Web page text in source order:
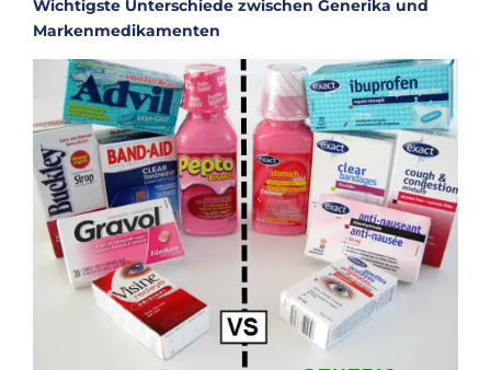
Wichtigste Unterschiede zwischen Generika und
Markenmedikamenten